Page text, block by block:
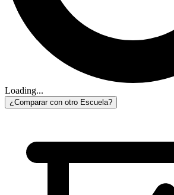
Loading...
¿Comparar con otro Escuela?